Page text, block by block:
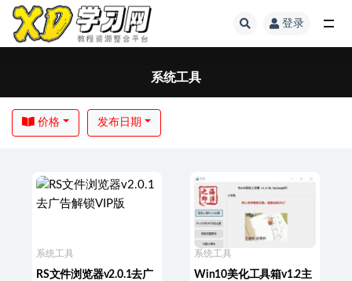
登录
系统工具
价格 发布日期
系统工具
RS文件浏览器v2.0.1去广
系统工具
Win10美化工具箱v1.2主